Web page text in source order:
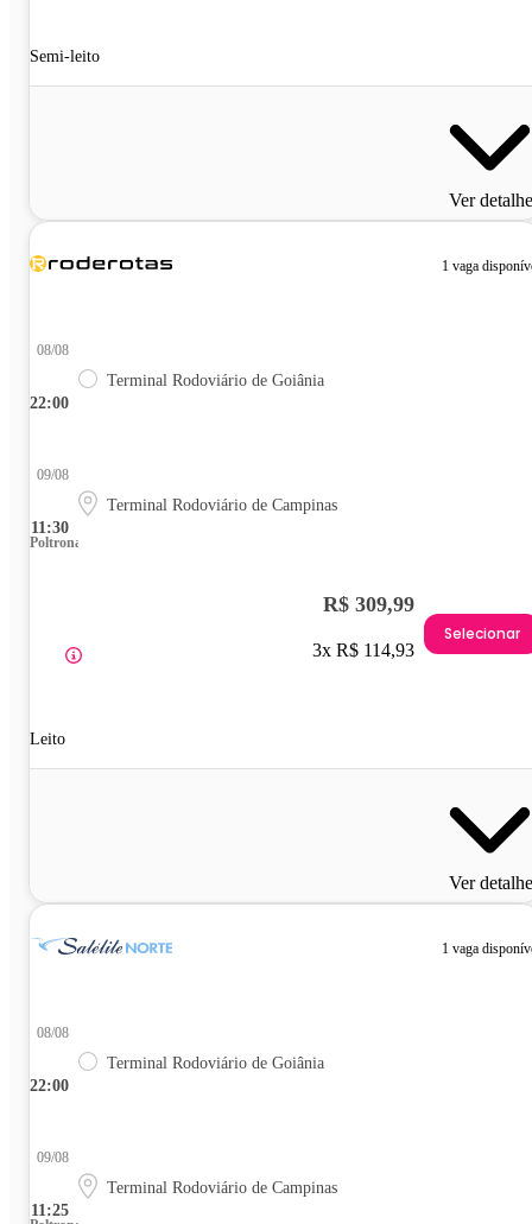
Semi-leito
Ver
1 vaga
22:00
08/08
Terminal Rodoviário de Goiânia
11:30
09/08
Terminal Rodoviário de Campinas
Poltrona
Leito
R$ 309,99
3x R$ 114,93
Selecionar
Ver
1 vaga
22:00
08/08
Terminal Rodoviário de Goiânia
11:25
09/08
Terminal Rodoviário de Campinas